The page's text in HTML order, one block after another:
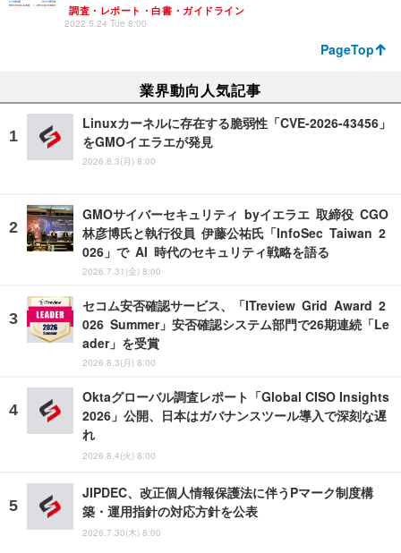
調査・レポート・白書・ガイドライン
2022.5.24 Tue 8:00
PageTop
業界動向人気記事
Linuxカーネルに存在する脆弱性「CVE-2026-43456」
をGMOイエラエが発見
2026.8.3(月) 8:00
GMOサイバーセキュリティ byイエラエ 取締役 CGO
林彦博氏と執行役員 伊藤公祐氏「InfoSec Taiwan 2
026」で AI 時代のセキュリティ戦略を語る
2026.7.31(金) 8:00
セコム安否確認サービス、「ITreview Grid Award 2
026 Summer」安否確認システム部門で26期連続「Le
ader」を受賞
2026.8.3(月) 8:00
Oktaグローバル調査レポート「Global CISO Insights
2026」公開、日本はガバナンスツール導入で深刻な遅
れ
2026.8.4(火) 8:00
JIPDEC、改正個人情報保護法に伴うPマーク制度構
築・運用指針の対応方針を公表
2026.7.30(木) 8:00